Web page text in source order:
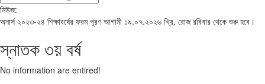
নিউজ:
অনার্স ২০২৩-২৪ শিক্ষাবর্ষের ফরম পূরণ আগামী ১৯.০৭.২০২৬ খ্রি. রোজ রবিবার থেকে শুরু হবে।
স্নাতক ৩য় বর্ষ
No information are entired!